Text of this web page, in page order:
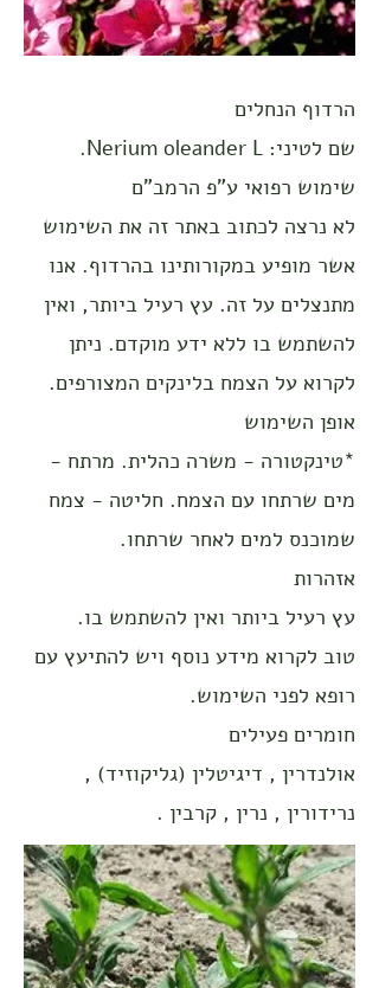
הרדוף הנחלים
שם לטיני: Nerium oleander L.
שימוש רפואי ע"פ הרמב"ם
לא נרצה לכתוב באתר זה את השימוש
אשר מופיע במקורותינו בהרדוף. אנו
מתנצלים על זה. עץ רעיל ביותר, ואין
להשתמש בו ללא ידע מוקדם. ניתן
לקרוא על הצמח בלינקים המצורפים.
אופן השימוש
*טינקטורה - משרה כהלית. מרתח -
מים שרתחו עם הצמח. חליטה - צמח
שמוכנס למים לאחר שרתחו.
אזהרות
עץ רעיל ביותר ואין להשתמש בו.
טוב לקרוא מידע נוסף ויש להתיעץ עם
רופא לפני השימוש.
חומרים פעילים
אולנדרין , דיגיטלין (גליקוזיד) ,
נרידורין , נרין , קרבין .